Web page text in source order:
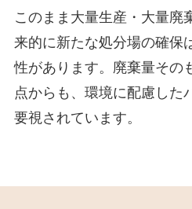
このまま大量生産・大量廃
来的に新たな処分場の確保
性があります。廃棄量その
点からも、環境に配慮した
要視されています。